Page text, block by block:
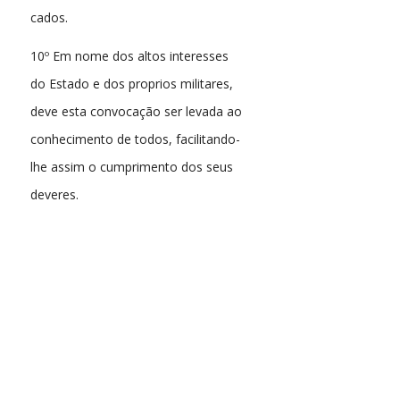
cados.
10º Em nome dos altos interesses
do Estado e dos proprios militares,
deve esta convocação ser levada ao
conhecimento de todos, facilitando-
lhe assim o cumprimento dos seus
deveres.